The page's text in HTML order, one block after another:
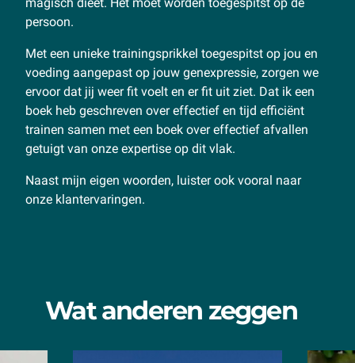
persoon.
Met een unieke trainingsprikkel toegespitst op jou en
voeding aangepast op jouw genexpressie, zorgen we
ervoor dat jij weer fit voelt en er fit uit ziet. Dat ik een
boek heb geschreven over effectief en tijd efficiënt
trainen samen met een boek over effectief afvallen
getuigt van onze expertise op dit vlak.
Naast mijn eigen woorden, luister ook vooral naar
onze klantervaringen.
Wat anderen zeggen